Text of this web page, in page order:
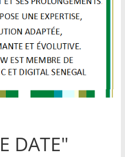
DATE"